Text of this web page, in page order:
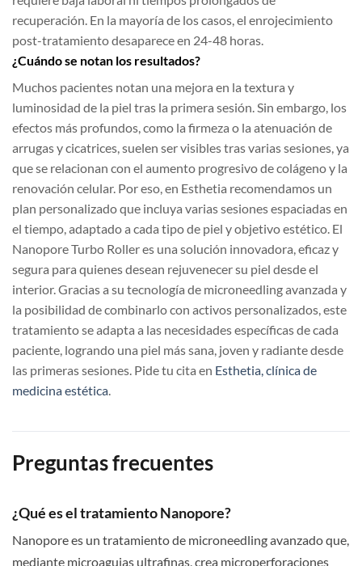
recuperación. En la mayoría de los casos, el enrojecimiento
post-tratamiento desaparece en 24-48 horas.
¿Cuándo se notan los resultados?
Muchos pacientes notan una mejora en la textura y
luminosidad de la piel tras la primera sesión. Sin embargo, los
efectos más profundos, como la firmeza o la atenuación de
arrugas y cicatrices, suelen ser visibles tras varias sesiones, ya
que se relacionan con el aumento progresivo de colágeno y la
renovación celular. Por eso, en Esthetia recomendamos un
plan personalizado que incluya varias sesiones espaciadas en
el tiempo, adaptado a cada tipo de piel y objetivo estético. El
Nanopore Turbo Roller es una solución innovadora, eficaz y
segura para quienes desean rejuvenecer su piel desde el
interior. Gracias a su tecnología de microneedling avanzada y
la posibilidad de combinarlo con activos personalizados, este
tratamiento se adapta a las necesidades específicas de cada
paciente, logrando una piel más sana, joven y radiante desde
las primeras sesiones. Pide tu cita en Esthetia, clínica de
medicina estética
Preguntas frecuentes
¿Qué es el tratamiento Nanopore?
Nanopore es un tratamiento de microneedling avanzado que,
mediante microagujas ultrafinas, crea microperforaciones